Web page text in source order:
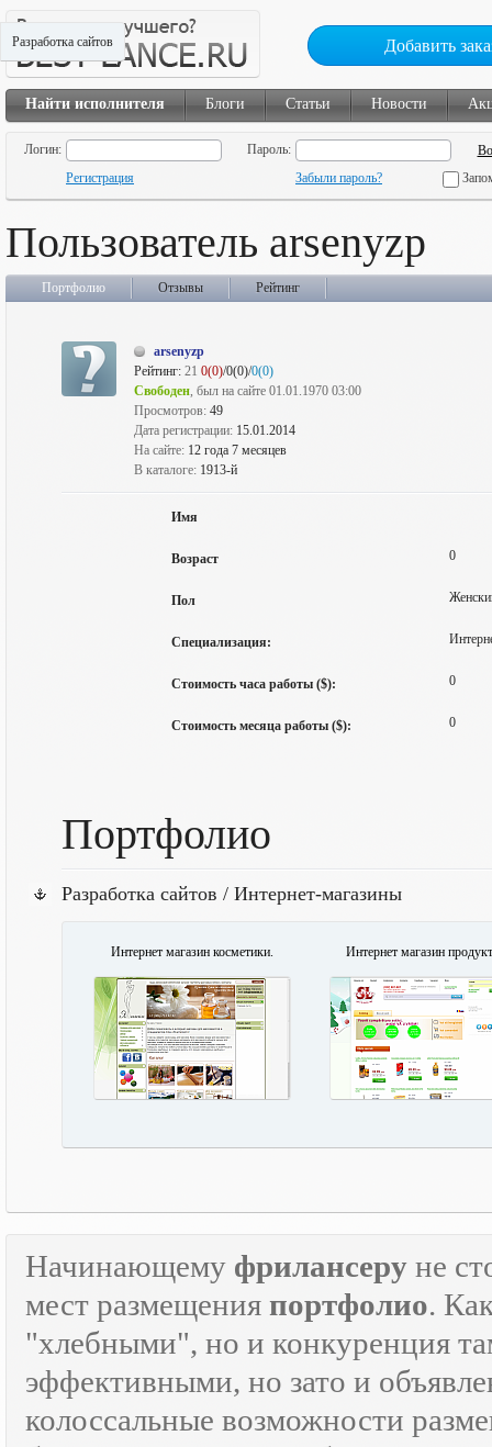
Добавить
Найти исполнителя Блоги Статьи Новости
Логин:
Пароль:
Регистрация
Забыли пароль?
Пользователь arsenyzp
Портфолио Отзывы Рейтинг
arsenyzp
Рейтинг: 21 0(0)/0(0)/0(0)
Свободен, был на сайте 01.01.1970 03:00
Просмотров: 49
Дата регистрации: 15.01.2014
На сайте: 12 года 7 месяцев
В каталоге: 1913-й
Разработка сайтов
Имя
Возраст 0
Пол
Специализация:
Стоимость часа работы ($): 0
Стоимость месяца работы ($): 0
Портфолио
Разработка сайтов / Интернет-магазины
Интернет магазин косметики. Интернет магазин
Начинающему фрилансеру не
мест размещения портфолио.
"хлебными", но и конкуренция
эффективными, но зато и
колоссальные возможности